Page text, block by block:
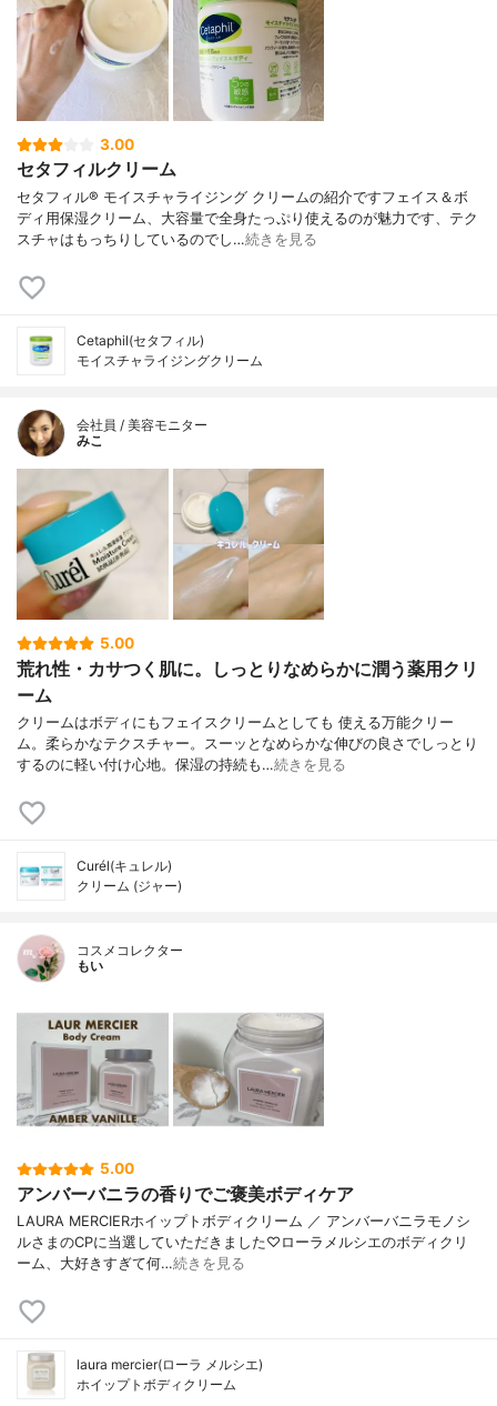
3.00
セタフィルクリーム
セタフィル® モイスチャライジング クリームの紹介ですフェイス＆ボ
ディ用保湿クリーム、大容量で全身たっぷり使えるのが魅力です、テク
スチャはもっちりしているのでし…続きを見る
Cetaphil(セタフィル)
モイスチャライジングクリーム
会社員 / 美容モニター
みこ
5.00
荒れ性・カサつく肌に。しっとりなめらかに潤う薬用クリ
ーム
クリームはボディにもフェイスクリームとしても 使える万能クリー
ム。柔らかなテクスチャー。スーッとなめらかな伸びの良さでしっとり
するのに軽い付け心地。保湿の持続も…続きを見る
Curél(キュレル)
クリーム (ジャー)
コスメコレクター
もい
5.00
アンバーバニラの香りでご褒美ボディケア
LAURA MERCIERホイップトボディクリーム ／ アンバーバニラモノシ
ルさまのCPに当選していただきました♡ローラメルシエのボディクリ
ーム、大好きすぎて何…続きを見る
laura mercier(ローラ メルシエ)
ホイップトボディクリーム